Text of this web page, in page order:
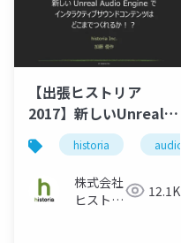
【出張ヒストリア
2017】新しいUnreal
Audio Engineでインタ
ラクティブサウンドコ
ンテンツはどこまでつ
くれるか！？
historia audio
株式会社
ヒストリ
12.1K